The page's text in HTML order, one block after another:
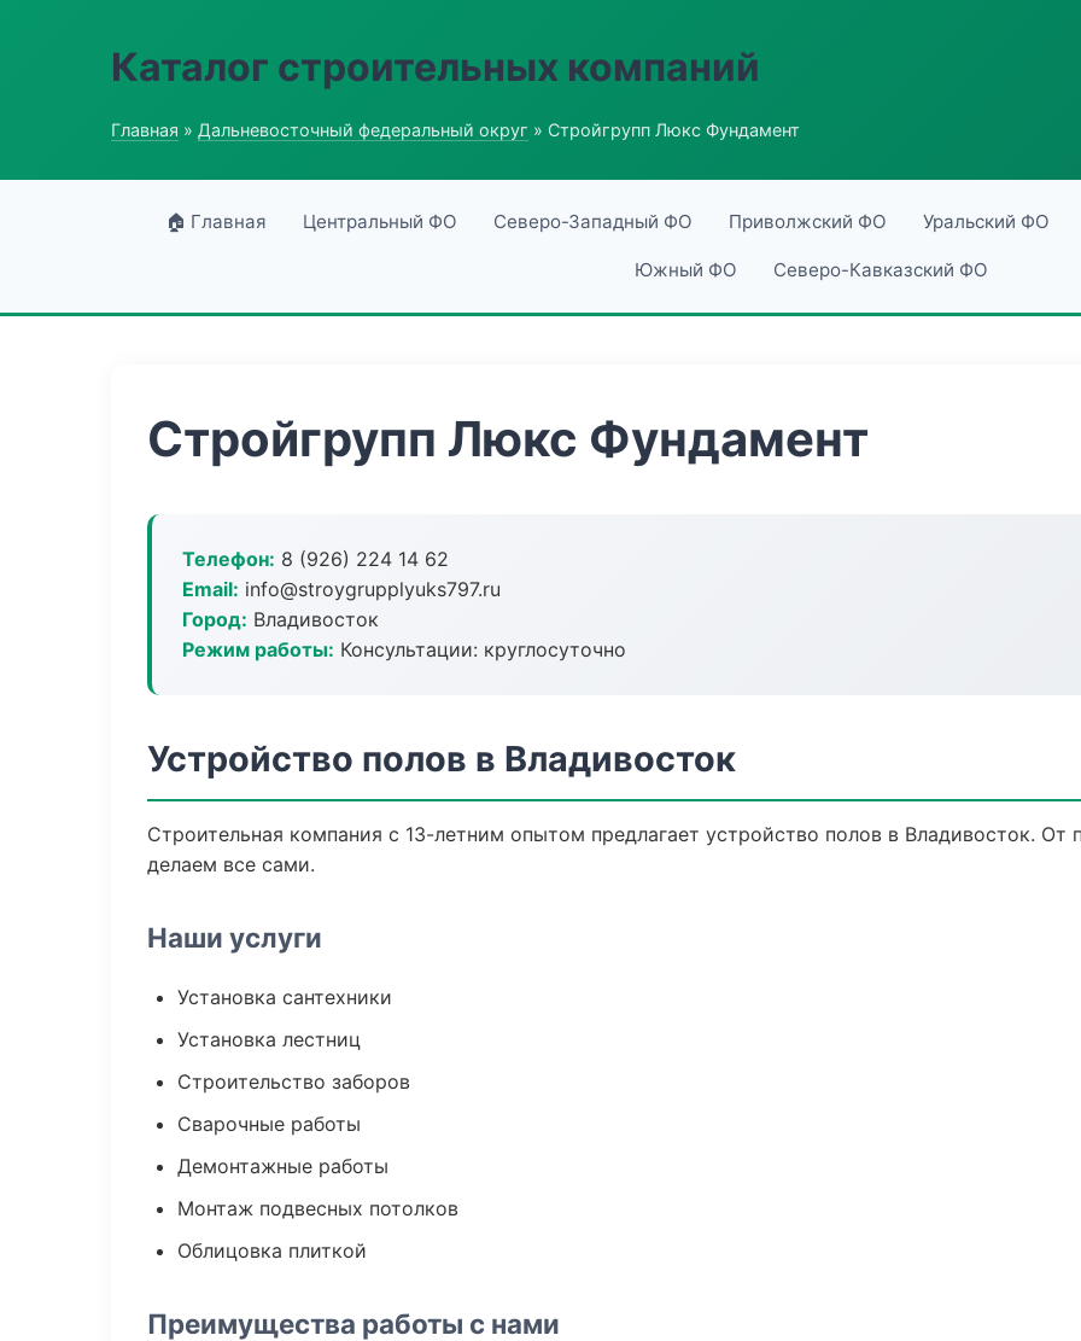
Каталог строительных компаний
Главная » Дальневосточный федеральный округ » Стройгрупп Люкс Фундамент
🏠 Главная Центральный ФО Северо-Западный ФО Приволжский ФО Уральский ФО
Южный ФО Северо-Кавказский ФО
Стройгрупп Люкс Фундамент
Телефон: 8 (926) 224 14 62
Email: info@stroygrupplyuks797.ru
Город: Владивосток
Режим работы: Консультации: круглосуточно
Устройство полов в Владивосток
Строительная компания с 13-летним опытом предлагает устройство полов в Владивосток. От
делаем все сами.
Наши услуги
Установка сантехники
Установка лестниц
Строительство заборов
Сварочные работы
Демонтажные работы
Монтаж подвесных потолков
Облицовка плиткой
Преимущества работы с нами